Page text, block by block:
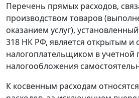
Перечень прямых расходов,
производством товаров
оказанием услуг),
318 НК РФ, является открытым и
налогоплательщиком в учетной
налогообложения
К косвенным расходам